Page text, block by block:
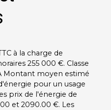
à la charge de
255 000 €. Classe
Montant moyen estimé
pour un usage
prix de l'énergie de
et 2090.00 €. Les